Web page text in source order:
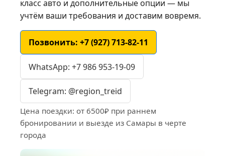
класс авто и дополнительные опции — мы
учтём ваши требования и доставим вовремя.
Позвонить: +7 (927) 713-82-11
WhatsApp: +7 986 953-19-09
Telegram: @region_treid
Цена поездки: от 6500₽ при раннем
бронировании и выезде из Самары в черте
города